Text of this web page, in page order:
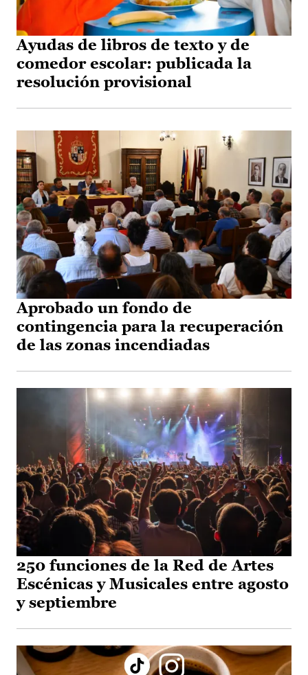
Ayudas de libros de texto y de
comedor escolar: publicada la
resolución provisional
Aprobado un fondo de
contingencia para la recuperación
de las zonas incendiadas
250 funciones de la Red de Artes
Escénicas y Musicales entre agosto
y septiembre